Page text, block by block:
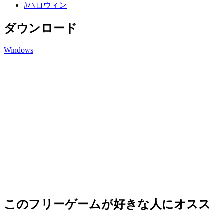
#ハロウィン
ダウンロード
Windows
このフリーゲームが好きな人にオスス